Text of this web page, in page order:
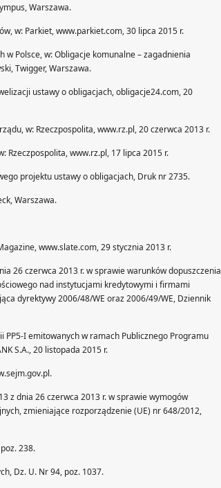
Warszawa.
w: Parkiet, www.parkiet.com, 30 lipca 2015 r.
w Polsce, w: Obligacje komunalne – zagadnienia
Twigger, Warszawa.
ustawy o obligacjach, obligacje24.com, 20
w: Rzeczpospolita, www.rz.pl, 20 czerwca 2013 r.
Rzeczpospolita, www.rz.pl, 17 lipca 2015 r.
projektu ustawy o obligacjach, Druk nr 2735.
Warszawa.
www.slate.com, 29 stycznia 2013 r.
26 czerwca 2013 r. w sprawie warunków dopuszczenia
nad instytucjami kredytowymi i firmami
dyrektywy 2006/48/WE oraz 2006/49/WE, Dziennik
I emitowanych w ramach Publicznego Programu
S.A., 20 listopada 2015 r.
z dnia 26 czerwca 2013 r. w sprawie wymogów
zmieniające rozporządzenie (UE) nr 648/2012,
238.
Dz. U. Nr 94, poz. 1037.